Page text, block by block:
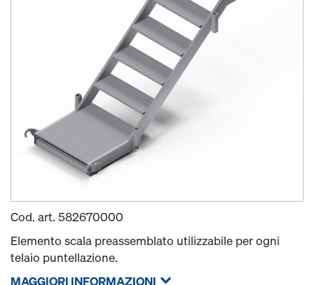
Cod. art. 582670000
Elemento scala preassemblato utilizzabile per ogni
telaio puntellazione.
MAGGIORI INFORMAZIONI